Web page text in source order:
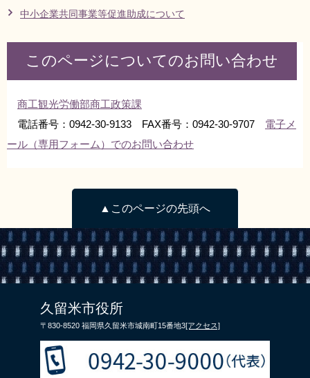
中小企業共同事業等促進助成について
このページについてのお問い合わせ
商工観光労働部商工政策課
電話番号：0942-30-9133 FAX番号：0942-30-9707 電子メ
ール（専用フォーム）でのお問い合わせ
▲このページの先頭へ
久留米市役所
〒830-8520 福岡県久留米市城南町15番地3[アクセス]